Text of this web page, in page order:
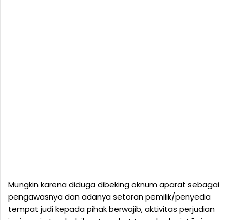
Mungkin karena diduga dibeking oknum aparat sebagai
pengawasnya dan adanya setoran pemilik/penyedia
tempat judi kepada pihak berwajib, aktivitas perjudian